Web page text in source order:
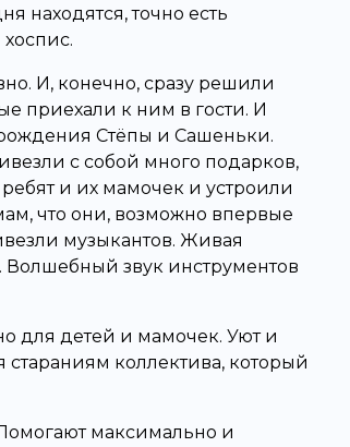
находятся, точно есть
И, конечно, сразу решили
приехали к ним в гости. И
Стёпы и Сашеньки.
с собой много подарков,
и их мамочек и устроили
что они, возможно впервые
музыкантов. Живая
Волшебный звук инструментов
для детей и мамочек. Уют и
коллектива, который
максимально и